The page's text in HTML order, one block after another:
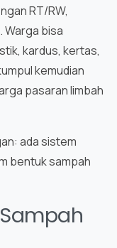
RT/RW,
Warga bisa
kardus, kertas,
kemudian
pasaran limbah
ada sistem
bentuk sampah